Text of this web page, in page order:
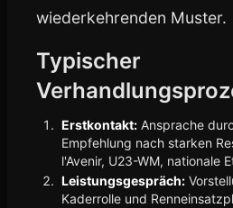
wiederkehrenden Muster.
Typischer
Erstkontakt: Ansprache
Empfehlung nach starken
l'Avenir, U23-WM, nationale
Leistungsgespräch:
Kaderrolle und